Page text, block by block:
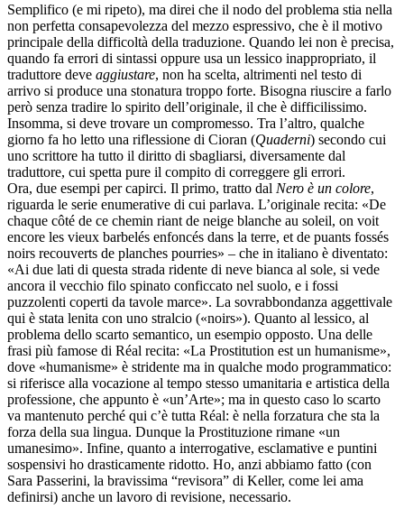
Semplifico (e mi ripeto), ma direi che il nodo del problema stia nella
non perfetta consapevolezza del mezzo espressivo, che è il motivo
principale della difficoltà della traduzione. Quando lei non è precisa,
quando fa errori di sintassi oppure usa un lessico inappropriato, il
traduttore deve aggiustare, non ha scelta, altrimenti nel testo di
arrivo si produce una stonatura troppo forte. Bisogna riuscire a farlo
però senza tradire lo spirito dell’originale, il che è difficilissimo.
Insomma, si deve trovare un compromesso. Tra l’altro, qualche
giorno fa ho letto una riflessione di Cioran (Quaderni) secondo cui
uno scrittore ha tutto il diritto di sbagliarsi, diversamente dal
traduttore, cui spetta pure il compito di correggere gli errori.
Ora, due esempi per capirci. Il primo, tratto dal Nero è un colore,
riguarda le serie enumerative di cui parlava. L’originale recita: «De
chaque côté de ce chemin riant de neige blanche au soleil, on voit
encore les vieux barbelés enfoncés dans la terre, et de puants fossés
noirs recouverts de planches pourries» – che in italiano è diventato:
«Ai due lati di questa strada ridente di neve bianca al sole, si vede
ancora il vecchio filo spinato conficcato nel suolo, e i fossi
puzzolenti coperti da tavole marce». La sovrabbondanza aggettivale
qui è stata lenita con uno stralcio («noirs»). Quanto al lessico, al
problema dello scarto semantico, un esempio opposto. Una delle
frasi più famose di Réal recita: «La Prostitution est un humanisme»,
dove «humanisme» è stridente ma in qualche modo programmatico:
si riferisce alla vocazione al tempo stesso umanitaria e artistica della
professione, che appunto è «un’Arte»; ma in questo caso lo scarto
va mantenuto perché qui c’è tutta Réal: è nella forzatura che sta la
forza della sua lingua. Dunque la Prostituzione rimane «un
umanesimo». Infine, quanto a interrogative, esclamative e puntini
sospensivi ho drasticamente ridotto. Ho, anzi abbiamo fatto (con
Sara Passerini, la bravissima “revisora” di Keller, come lei ama
definirsi) anche un lavoro di revisione, necessario.